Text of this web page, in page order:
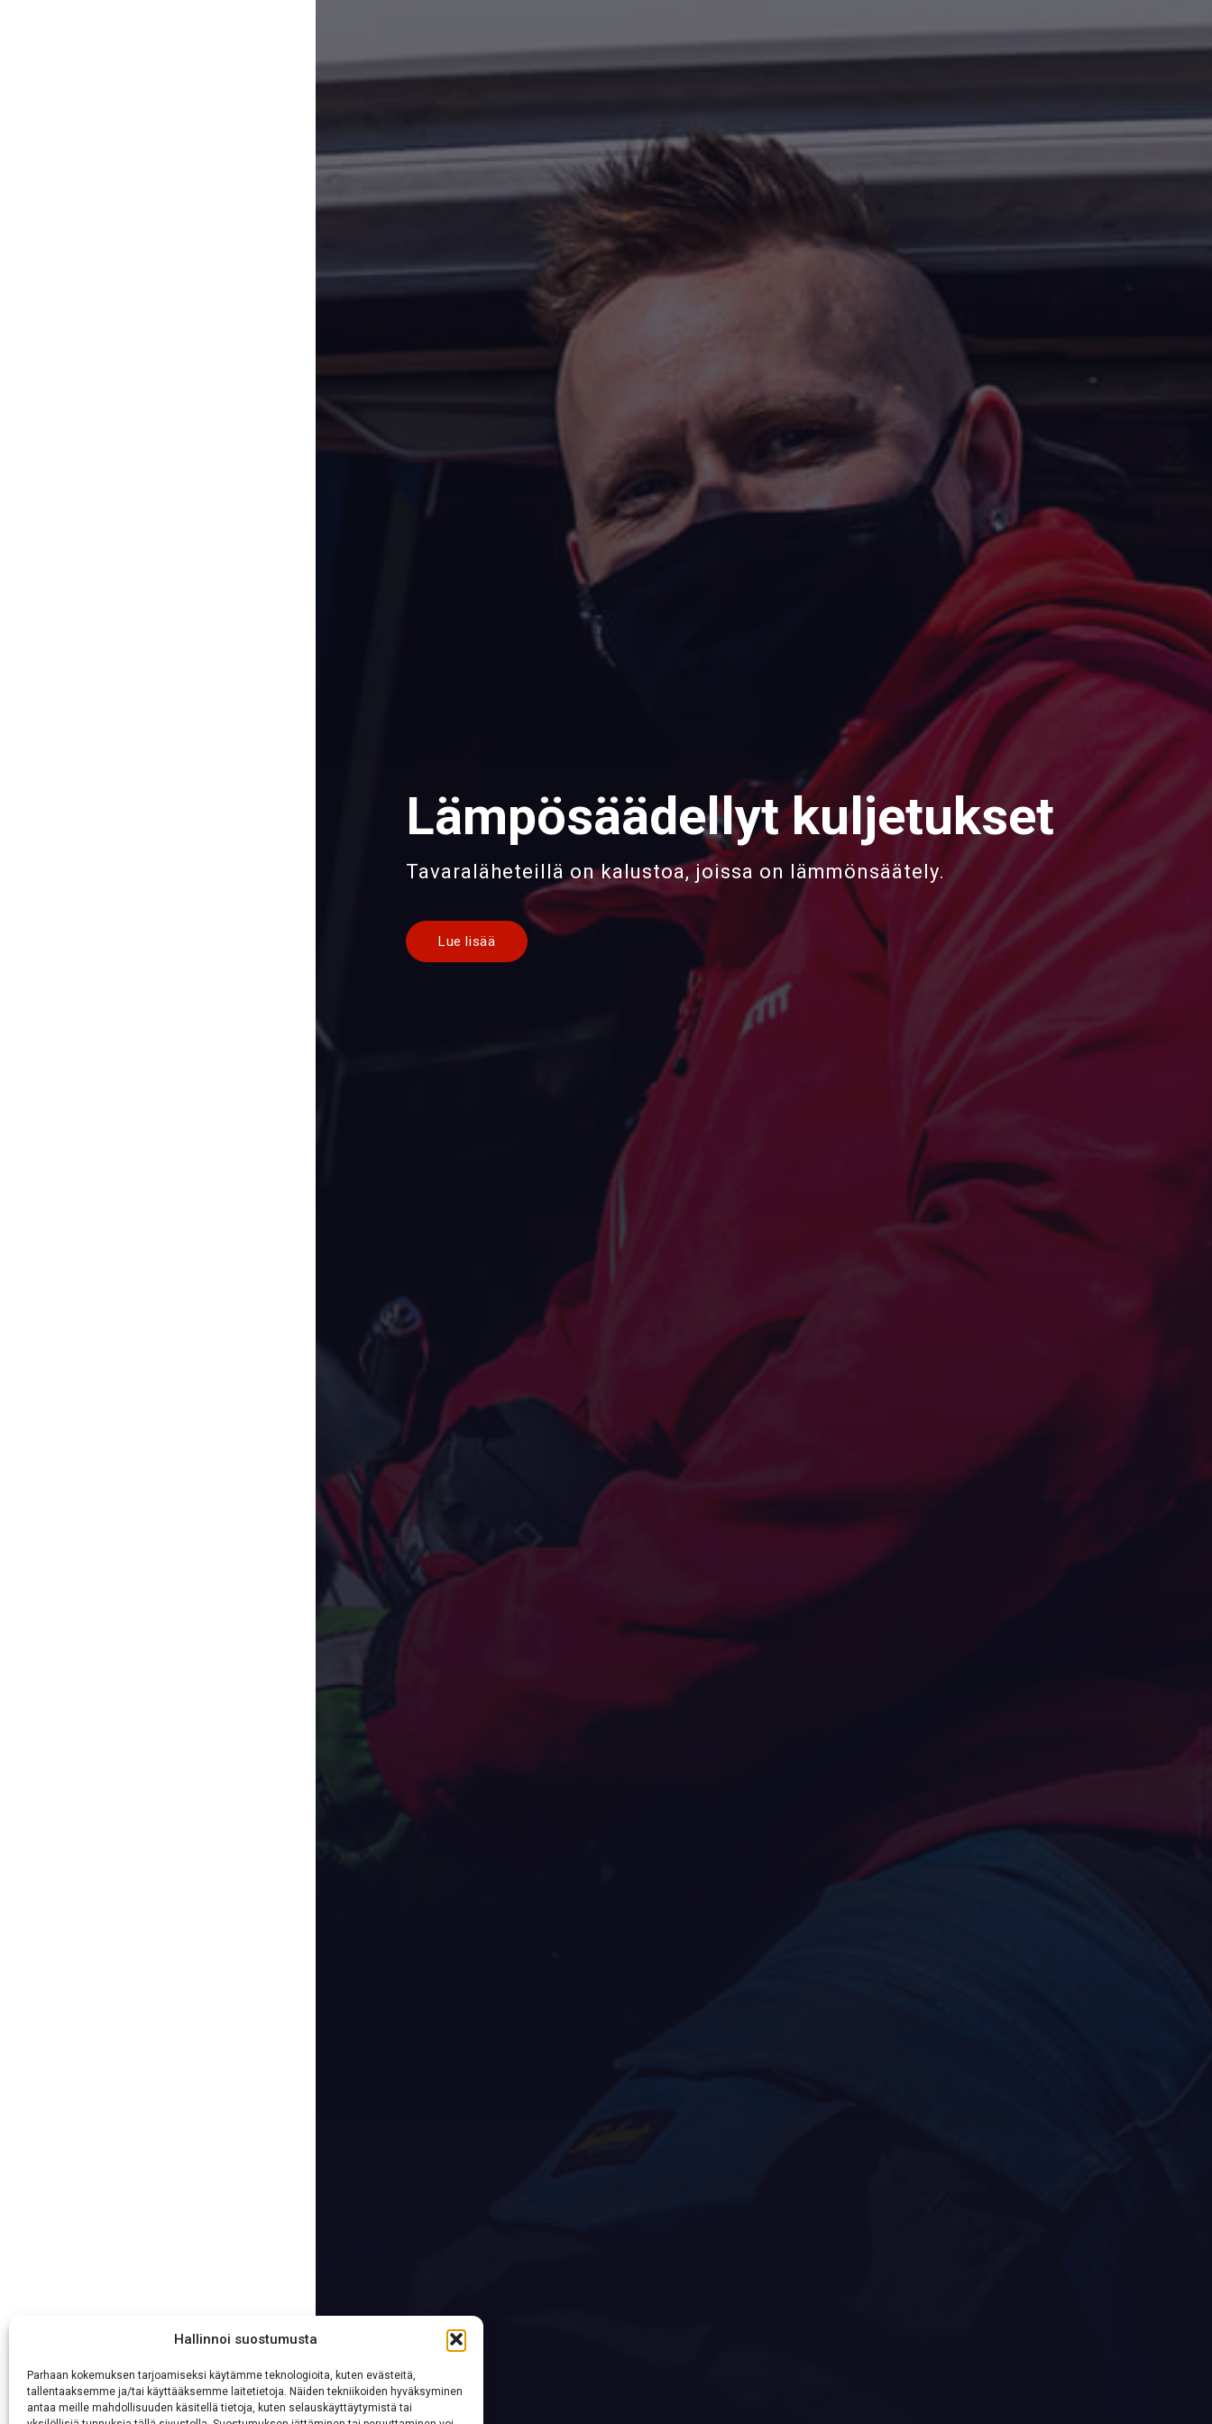
Hallinnoi suostumusta
Parhaan kokemuksen tarjoamiseksi käytämme teknologioita, kuten evästeitä,
tallentaaksemme ja/tai käyttääksemme laitetietoja. Näiden tekniikoiden hyväksyminen
antaa meille mahdollisuuden käsitellä tietoja, kuten selauskäyttäytymistä tai
Lämpösäädellyt kuljetukset
Tavaraläheteillä on kalustoa, joissa on lämmönsäätely.
Lue lisää